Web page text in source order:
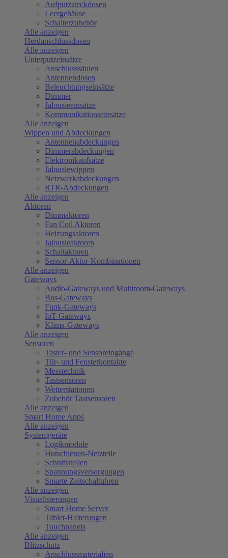
Aufputzsteckdosen
Leergehäuse
Schalterzubehör
Alle anzeigen
Herdanschlussdosen
Alle anzeigen
Unterputzeinsätze
Anschlusssäulen
Antennendosen
Beleuchtungseinsätze
Dimmer
Jalousieeinsätze
Kommunikationseinsätze
Alle anzeigen
Wippen und Abdeckungen
Antennenabdeckungen
Dimmerabdeckungen
Elektronikaufsätze
Jalousiewippen
Netzwerkabdeckungen
RTR-Abdeckungen
Alle anzeigen
Aktoren
Dimmaktoren
Fan Coil Aktoren
Heizungsaktoren
Jalousieaktoren
Schaltaktoren
Sensor-Aktor-Kombinationen
Alle anzeigen
Gateways
Audio-Gateways und Multiroom-Gateways
Bus-Gateways
Funk-Gateways
IoT-Gateways
Klima-Gateways
Alle anzeigen
Sensoren
Taster- und Sensoreingänge
Tür- und Fensterkontakte
Messtechnik
Tastsensoren
Wetterstationen
Zubehör Tastsensoren
Alle anzeigen
Smart Home Apps
Alle anzeigen
Systemgeräte
Logikmodule
Hutschienen-Netzteile
Schnittstellen
Spannungsversorgungen
Smarte Zeitschaltuhren
Alle anzeigen
Visualisierungen
Smart Home Server
Tablet-Halterungen
Touchpanels
Alle anzeigen
Blitzschutz
Anschlussmaterialien